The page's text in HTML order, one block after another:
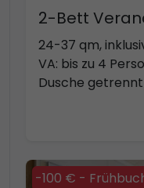
2-Bett
24-37 qm,
VA: bis zu 4
Dusche getrennt
-100 € -